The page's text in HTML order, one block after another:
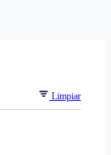
Limpiar